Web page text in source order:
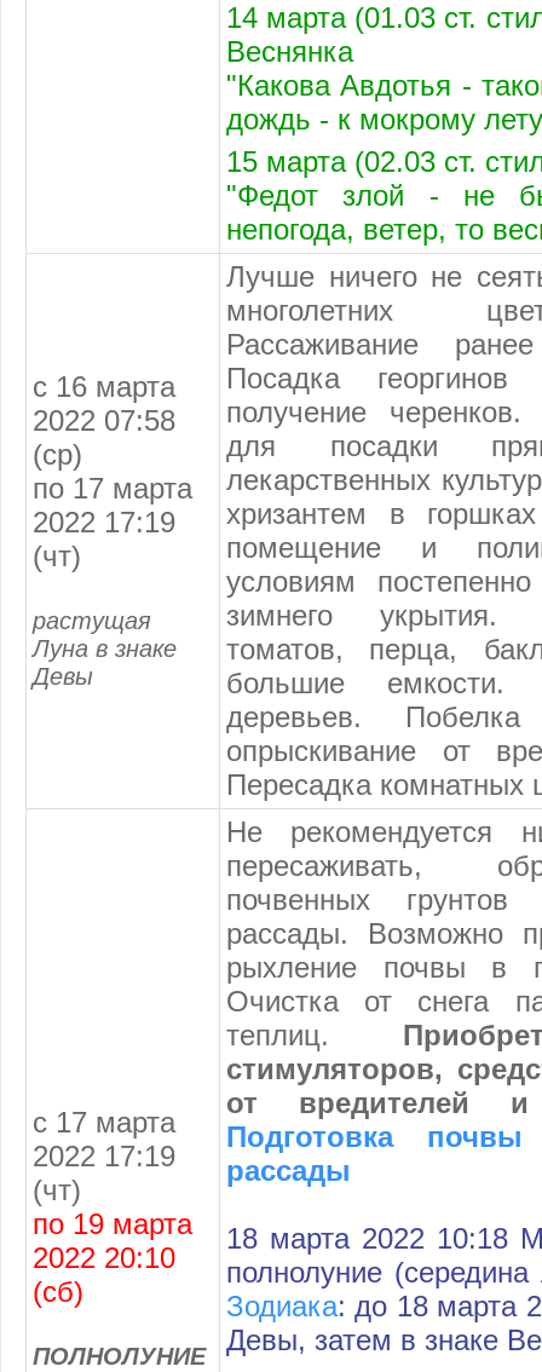
14 марта (01.03 ст.
Веснянка
"Какова Авдотья -
дождь - к мокрому
15 марта (02.03 ст.
"Федот злой - не
непогода, ветер, то
с 16 марта
2022 07:58
(ср)
по 17 марта
2022 17:19
(чт)
растущая
Луна в знаке
Девы
Лучше ничего не
многолетних
Рассаживание
Посадка
получение
для посадки
лекарственных
хризантем в
помещение и
условиям
зимнего укрытия.
томатов, перца,
большие емкости.
деревьев.
опрыскивание от
Пересадка комнатных
с 17 марта
2022 17:19
(чт)
по 19 марта
2022 20:10
(сб)
ПОЛНОЛУНИЕ
Не рекомендуется
пересаживать,
почвенных
рассады. Возможно
рыхление почвы в
Очистка от снега
теплиц.
стимуляторов,
от вредителей
Подготовка
рассады
18 марта 2022 10:18
полнолуние
Зодиака: до 18 марта
Девы, затем в знаке